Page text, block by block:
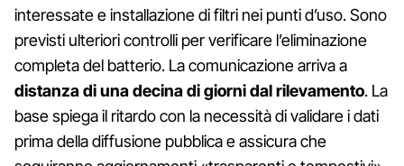
interessate e installazione di filtri nei punti d’uso. Sono
previsti ulteriori controlli per verificare l’eliminazione
completa del batterio. La comunicazione arriva a
distanza di una decina di giorni dal rilevamento. La
base spiega il ritardo con la necessità di validare i dati
prima della diffusione pubblica e assicura che